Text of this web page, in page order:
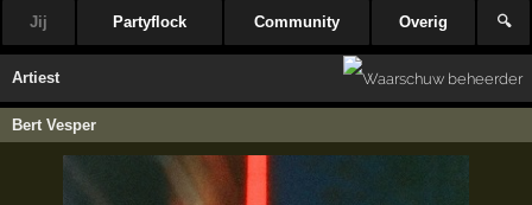
Jij Partyflock Community Overig 🔍
Artiest
Bert Vesper